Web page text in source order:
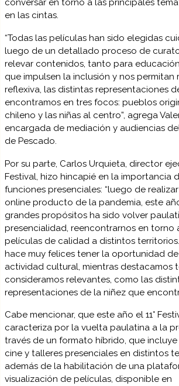
conversar en torno a las principales
en las cintas.
“Todas las películas han sido elegidas
luego de un detallado proceso de
relevar contenidos, tanto para
que impulsen la inclusión y nos permitan
reflexiva, las distintas representaciones
encontramos en tres focos: pueblos
chileno y las niñas al centro”, agrega
encargada de mediación y audiencias del
de Pescado.
Por su parte, Carlos Urquieta, director
Festival, hizo hincapié en la importancia
funciones presenciales: “luego de
online producto de la pandemia, este
grandes propósitos ha sido volver
presencialidad, reencontrarnos en torno
películas de calidad a distintos
hace muy felices tener la oportunidad
actividad cultural, mientras destacamos
consideramos relevantes, como las
representaciones de la niñez que
Cabe mencionar, que este año el 11°
caracteriza por la vuelta paulatina a la
través de un formato híbrido, que
cine y talleres presenciales en distintos
además de la habilitación de una
visualización de películas, disponible en